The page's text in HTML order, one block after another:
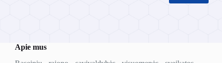
Apie mus